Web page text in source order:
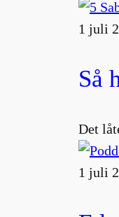
1 juli
Så
Det
1 juli